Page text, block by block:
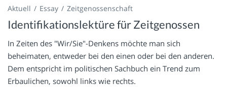
Aktuell Essay Zeitgenossenschaft
Identifikationslektüre für Zeitgenossen
In Zeiten des "Wir/Sie"-Denkens möchte man sich
beheimaten, entweder bei den einen oder bei den anderen.
Dem entspricht im politischen Sachbuch ein Trend zum
Erbaulichen, sowohl links wie rechts.